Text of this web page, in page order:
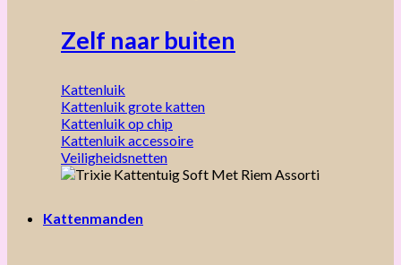
Zelf naar buiten
Kattenluik
Kattenluik grote katten
Kattenluik op chip
Kattenluik accessoire
Veiligheidsnetten
Kattenmanden